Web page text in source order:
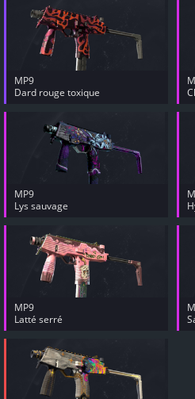
MP9
Dard rouge toxique
MP9
Lys sauvage
MP9
Latté serré